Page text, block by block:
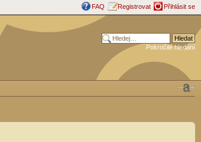
FAQ Registrovat Přihlásit se
Pokročilé hledání